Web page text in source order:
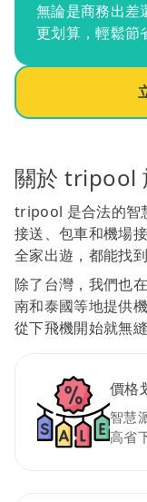
無論是商務出差
更划算，輕鬆節
關於 tripool
tripool 是合法的智
接送、包車和機場
全家出遊，都能找
除了台灣，我們也
南和泰國等地提供
從下飛機開始就無
價格
智慧
高省